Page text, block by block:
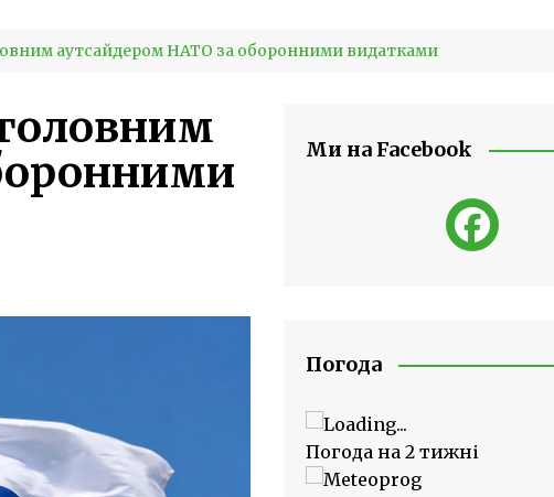
аутсайдером НАТО за оборонними видатками
Ми на Facebook
Погода
Погода на 2 тижні